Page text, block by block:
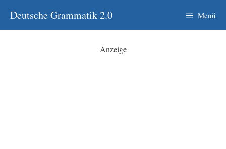
Inhalt
springen
Deutsche Grammatik 2.0 Menü
Anzeige